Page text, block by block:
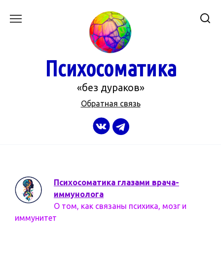
Психосоматика
«без дураков»
Обратная связь
Психосоматика глазами врача-
иммунолога
О том, как связаны психика, мозг и
иммунитет